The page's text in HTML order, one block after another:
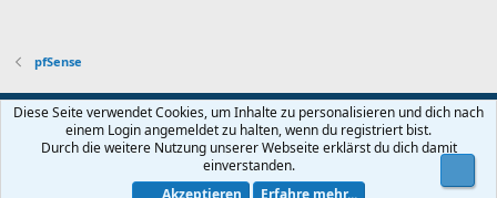
pfSense
Default-Theme
Nutzungsbedingungen
Datenschutz Hilfe und Impressum Start
Diese Seite verwendet Cookies, um Inhalte zu personalisieren und dich nach
einem Login angemeldet zu halten, wenn du registriert bist.
Durch die weitere Nutzung unserer Webseite erklärst du dich damit
einverstanden.
Akzeptieren
Erfahre mehr...